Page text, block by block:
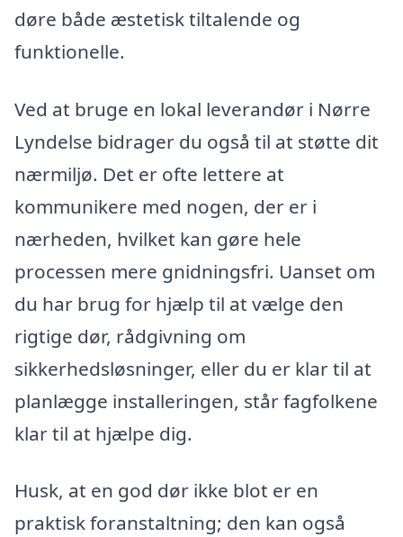
døre både æstetisk tiltalende og
funktionelle.
Ved at bruge en lokal leverandør i Nørre
Lyndelse bidrager du også til at støtte dit
nærmiljø. Det er ofte lettere at
kommunikere med nogen, der er i
nærheden, hvilket kan gøre hele
processen mere gnidningsfri. Uanset om
du har brug for hjælp til at vælge den
rigtige dør, rådgivning om
sikkerhedsløsninger, eller du er klar til at
planlægge installeringen, står fagfolkene
klar til at hjælpe dig.
Husk, at en god dør ikke blot er en
praktisk foranstaltning; den kan også